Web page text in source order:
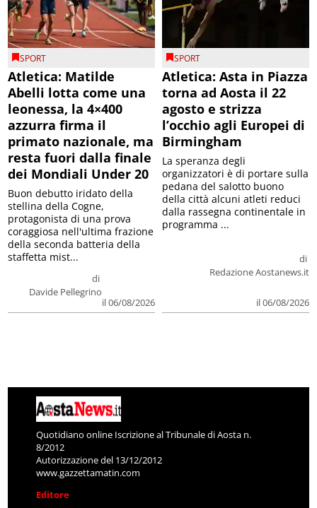
SPORT
Atletica: Matilde
Abelli lotta come una
leonessa, la 4×400
azzurra firma il
primato nazionale, ma
resta fuori dalla finale
dei Mondiali Under 20
di
Davide Pellegrino
il 06/08/2026
Buon debutto iridato della
stellina della Cogne,
protagonista di una prova
coraggiosa nell'ultima frazione
della seconda batteria della
staffetta mist...
SPORT
Atletica: Asta in Piazza
torna ad Aosta il 22
agosto e strizza
l’occhio agli Europei di
Birmingham
di
Redazione Aostanews.it
il 06/08/2026
La speranza degli
organizzatori è di portare sulla
pedana del salotto buono
della città alcuni atleti reduci
dalla rassegna continentale in
programma ...
Quotidiano online Iscrizione al Tribunale di Aosta n.
8/2012
Autorizzazione del 13/12/2012
www.gazzettamatin.com
Editore